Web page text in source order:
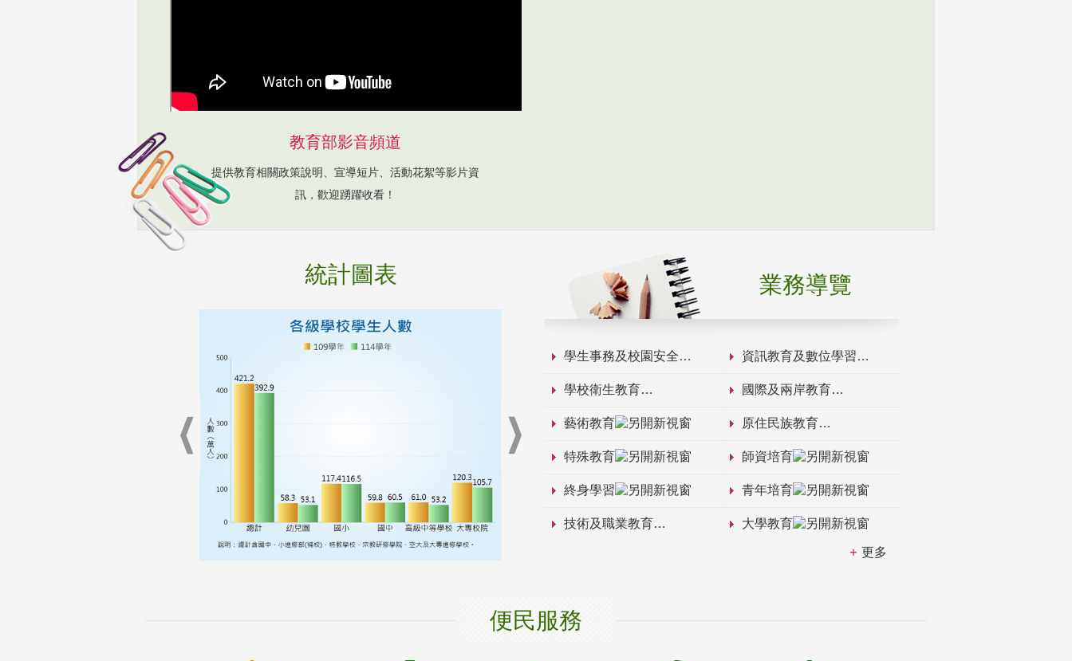
教育部影音頻道
提供教育相關政策說明、宣導短片、活動花絮等影片資
訊，歡迎踴躍收看！
統計圖表 業務導覽
學生事務及校園安全 資訊教育及數位學習
學校衛生教育 國際及兩岸教育
藝術教育 原住民族教育
特殊教育 師資培育
終身學習 青年培育
技術及職業教育 大學教育
更多
便民服務